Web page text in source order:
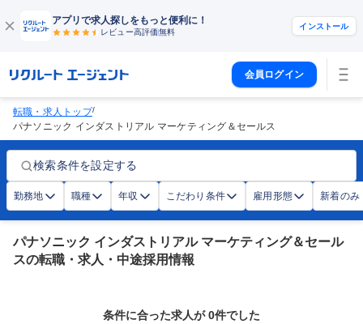
アプリで求人探しをもっと便利に！
レビュー高評価無料
インストール
会員ログイン
転職・求人トップ/
パナソニック インダストリアル マーケティング＆セールス
検索条件を設定する
勤務地 職種 年収 こだわり条件 雇用形態 新着のみ
パナソニック インダストリアル マーケティング＆セール
スの転職・求人・中途採用情報
条件に合った求人が 0件でした